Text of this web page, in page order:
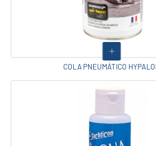
COLA PNEUMÁTICO